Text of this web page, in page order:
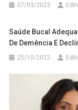
07/03/2023
Saúde Bucal
De Demência E
25/10/2022